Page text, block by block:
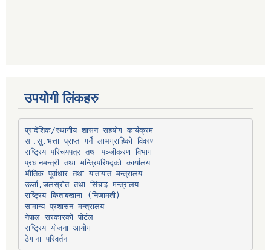
उपयोगी लिंकहरु
प्रादेशिक/स्थानीय शासन सहयोग कार्यक्रम
सा.सु.भत्ता प्राप्त गर्ने लाभग्राहिको विवरण
राष्ट्रिय परिचयपत्र तथा पञ्‍जीकरण विभाग
प्रधानमन्त्री तथा मन्त्रिपरिषद्को कार्यालय
भौतिक पूर्वाधार तथा यातायात मन्त्रालय
ऊर्जा,जलस्रोत तथा सिंचाइ मन्त्रालय
सामान्य प्रशासन मन्त्रालय
नेपाल सरकारको पोर्टल
राष्ट्रिय योजना आयोग
ठेगाना परिवर्तन